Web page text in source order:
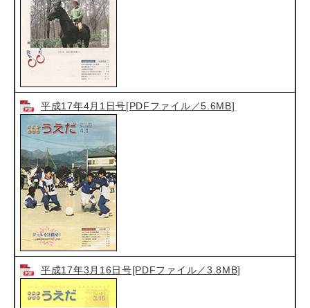
平成17年4月1日号[PDFファイル／5.6MB]
平成17年3月16日号[PDFファイル／3.8MB]